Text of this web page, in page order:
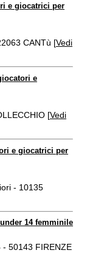
e giocatrici per
CANTù [Vedi
e
[Vedi
e giocatrici per
- 10135
14 femminile
- 50143 FIRENZE